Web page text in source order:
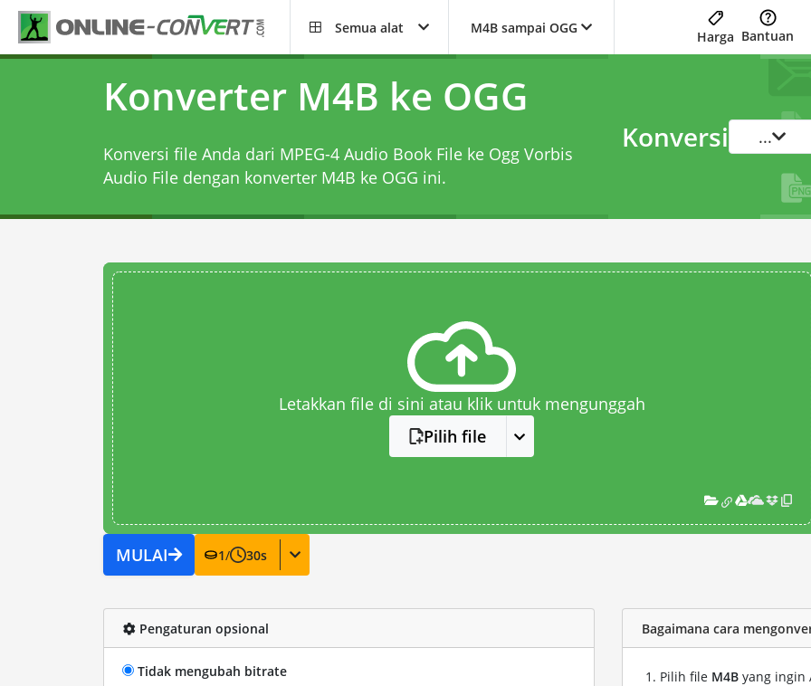
Semua alat M4B sampai OGG
Harga Bantuan
Konverter M4B ke OGG
Konversi file Anda dari MPEG-4 Audio Book File ke Ogg Vorbis
Audio File dengan konverter M4B ke OGG ini.
Konversi ...
Letakkan file di sini atau klik untuk mengunggah
Pilih file
MULAI 1/ 30s
Pengaturan opsional
Tidak mengubah bitrate
Bagaimana cara
Pilih file M4B yang ingin